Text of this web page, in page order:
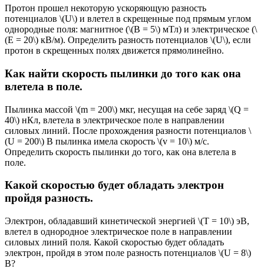
Протон прошел некоторую ускоряющую разность
потенциалов \(U\) и влетел в скрещенные под прямым углом
однородные поля: магнитное (\(B = 5\) мТл) и электрическое (\
(E = 20\) кВ/м). Определить разность потенциалов \(U\), если
протон в скрещенных полях движется прямолинейно.
Как найти скорость пылинки до того как она
влетела в поле.
Пылинка массой \(m = 200\) мкг, несущая на себе заряд \(Q =
40\) нКл, влетела в электрическое поле в направлении
силовых линий. После прохождения разности потенциалов \
(U = 200\) В пылинка имела скорость \(v = 10\) м/с.
Определить скорость пылинки до того, как она влетела в
поле.
Какой скоростью будет обладать электрон
пройдя разность.
Электрон, обладавший кинетической энергией \(T = 10\) эВ,
влетел в однородное электрическое поле в направлении
силовых линий поля. Какой скоростью будет обладать
электрон, пройдя в этом поле разность потен­циалов \(U = 8\)
В?